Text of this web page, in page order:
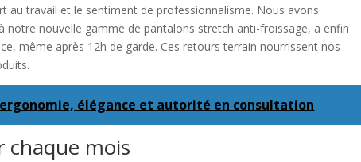
au travail et le sentiment de professionnalisme. Nous avons
notre nouvelle gamme de pantalons stretch anti-froissage, a enfin
même après 12h de garde. Ces retours terrain nourrissent nos
élégance et autorité en consultation
chaque mois